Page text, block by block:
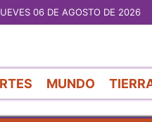
06 DE AGOSTO DE 2026
MUNDO